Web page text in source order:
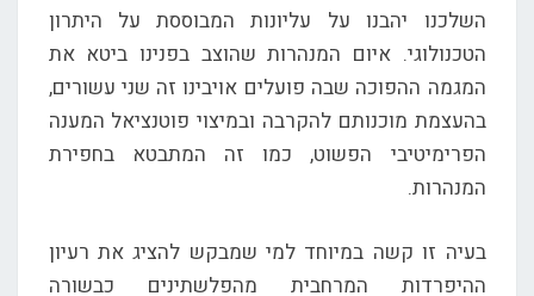
השלכנו יהבנו על עליונות המבוססת על היתרון
הטכנולוגי. איום המנהרות שהוצב בפנינו ביטא את
המגמה ההפוכה שבה פועלים אויבינו זה שני עשורים,
בהעצמת מוכנותם להקרבה ובמיצוי פוטנציאל המענה
הפרימיטיבי הפשוט, כמו זה המתבטא בחפירת
המנהרות.
בעיה זו קשה במיוחד למי שמבקש להציג את רעיון
ההיפרדות המרחבית מהפלשתינים כבשורה